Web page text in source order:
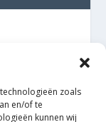
zoals
en/of te
kunnen wij